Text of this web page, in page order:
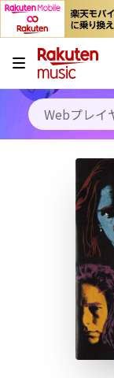
キャンペ
料金プラン
使い方
初回30日間無